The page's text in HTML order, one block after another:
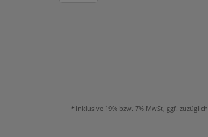
inklusive 19% bzw. 7% MwSt, ggf. zuzüglich